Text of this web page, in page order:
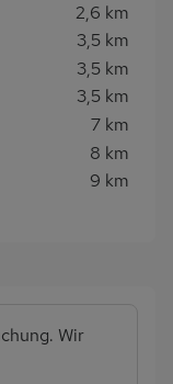
2,6 km
3,5 km
3,5 km
3,5 km
7 km
8 km
9 km
Wir